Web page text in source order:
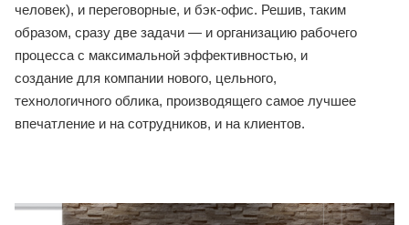
человек), и переговорные, и бэк-офис. Решив, таким
образом, сразу две задачи — и организацию рабочего
процесса с максимальной эффективностью, и
создание для компании нового, цельного,
технологичного облика, производящего самое лучшее
впечатление и на сотрудников, и на клиентов.